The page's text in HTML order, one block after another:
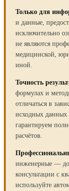
Только для
и данные,
исключительно
не являются
медицинской,
иной.
Точность
формулах и
отличаться в
исходных
гарантируем
расчётов.
инженерные —
консультации с
используйте